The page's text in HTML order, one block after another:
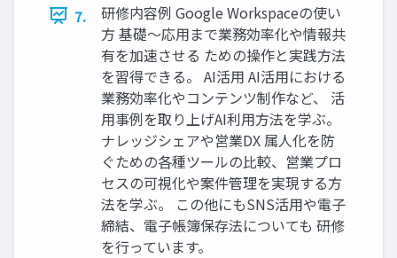
7.
研修内容例 Google Workspaceの使い
⽅ 基礎〜応⽤まで業務効率化や情報共
有を加速させる ための操作と実践⽅法
を習得できる。 AI活⽤ AI活⽤における
業務効率化やコンテンツ制作など、 活
⽤事例を取り上げAI利⽤⽅法を学ぶ。
ナレッジシェアや営業DX 属⼈化を防
ぐための各種ツールの⽐較、営業プロ
セスの可視化や案件管理を実現する⽅
法を学ぶ。 この他にもSNS活⽤や電⼦
締結、電⼦帳簿保存法についても 研修
を⾏っています。